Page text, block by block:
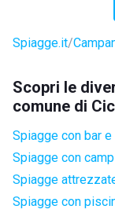
Spiagge.it
Scopri le
comune di
Spiagge con bar
Spiagge con
Spiagge
Spiagge con